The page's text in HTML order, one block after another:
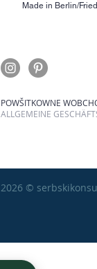
Made in Berlin/
POWŠITKOWNE
ALLGEMEINE
2026 ©